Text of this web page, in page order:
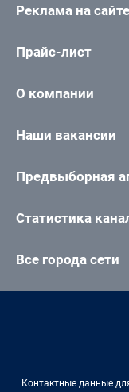
Реклама на сайте
Прайс-лист
О компании
Наши вакансии
Предвыборная
Статистика
Все города сети
Контактные данные